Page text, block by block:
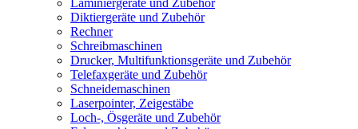
Laminiergeräte und Zubehör
Diktiergeräte und Zubehör
Rechner
Schreibmaschinen
Drucker, Multifunktionsgeräte und Zubehör
Telefaxgeräte und Zubehör
Schneidemaschinen
Laserpointer, Zeigestäbe
Loch-, Ösgeräte und Zubehör